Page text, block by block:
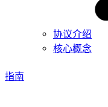
协议介绍
核心概念
指南